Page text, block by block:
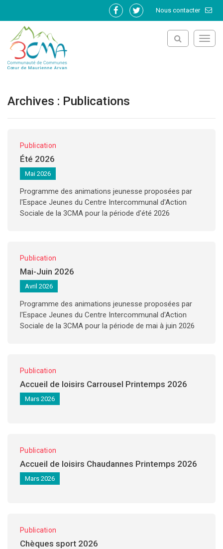
Nous contacter
Lien
Lien
Archives : Publications
Publication
Été 2026
Mai 2026
Programme des animations jeunesse proposées par
l'Espace Jeunes du Centre Intercommunal d'Action
Sociale de la 3CMA pour la période d'été 2026
Publication
Mai-Juin 2026
Avril 2026
Programme des animations jeunesse proposées par
l'Espace Jeunes du Centre Intercommunal d'Action
Sociale de la 3CMA pour la période de mai à juin 2026
Publication
Accueil de loisirs Carrousel Printemps 2026
Mars 2026
Publication
Accueil de loisirs Chaudannes Printemps 2026
Mars 2026
Publication
Chèques sport 2026